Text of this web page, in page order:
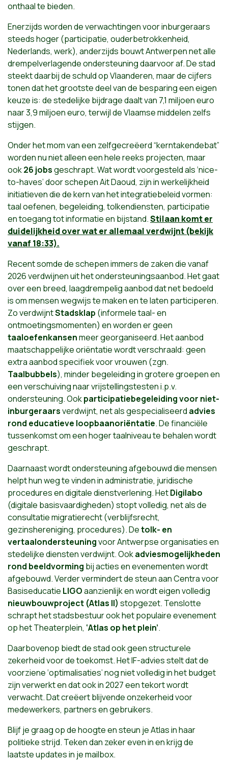
onthaal te bieden.
Enerzijds worden de verwachtingen voor inburgeraars
steeds hoger (participatie, ouderbetrokkenheid,
Nederlands, werk), anderzijds bouwt Antwerpen net alle
drempelverlagende ondersteuning daarvoor af. De stad
steekt daarbij de schuld op Vlaanderen, maar de cijfers
tonen dat het grootste deel van de besparing een eigen
keuze is: de stedelijke bijdrage daalt van 7,1 miljoen euro
naar 3,9 miljoen euro, terwijl de Vlaamse middelen zelfs
stijgen.
Onder het mom van een zelfgecreëerd “kerntakendebat”
worden nu niet alleen een hele reeks projecten, maar
ook26 jobsgeschrapt. Wat wordt voorgesteld als ‘nice-
to-haves’ door schepen Ait Daoud, zijn in werkelijkheid
initiatieven die de kern van het integratiebeleid vormen:
taal oefenen, begeleiding, tolkendiensten, participatie
en toegang tot informatie en bijstand.Stilaan komt er
duidelijkheid over wat er allemaal verdwijnt (bekijk
vanaf 18:33).
Recent somde de schepen immers de zaken die vanaf
2026 verdwijnen uit het ondersteuningsaanbod. Het gaat
over een breed, laagdrempelig aanbod dat net bedoeld
is om mensen wegwijs te maken en te laten participeren.
Zo verdwijntStadsklap (informele taal- en
ontmoetingsmomenten) en worden er geen
taaloefenkansenmeer georganiseerd. Het aanbod
maatschappelijke oriëntatie wordt verschraald: geen
extra aanbod specifiek voor vrouwen (zgn.
Taalbubbels), minder begeleiding in grotere groepen en
een verschuiving naar vrijstellingstesten i.p.v.
ondersteuning. Ookparticipatiebegeleiding voor niet-
inburgeraarsverdwijnt, net als gespecialiseerd advies
rond educatieve loopbaanoriëntatie. De financiële
tussenkomst om een hoger taalniveau te behalen wordt
geschrapt.
Daarnaast wordt ondersteuning afgebouwd die mensen
helpt hun weg te vinden in administratie, juridische
procedures en digitale dienstverlening. HetDigilabo
(digitale basisvaardigheden) stopt volledig, net als de
consultatie migratierecht (verblijfsrecht,
gezinshereniging, procedures). Detolk- en
vertaalondersteuningvoor Antwerpse organisaties en
stedelijke diensten verdwijnt. Ookadviesmogelijkheden
rond beeldvorming bij acties en evenementen wordt
afgebouwd. Verder vermindert de steun aan Centra voor
Basiseducatie LIGOaanzienlijk en wordt eigen volledig
nieuwbouwproject (Atlas II) stopgezet. Tenslotte
schrapt het stadsbestuur ook het populaire evenement
op het Theaterplein, ‘Atlas op het plein’.
Daarbovenop biedt de stad ook geen structurele
zekerheid voor de toekomst. Het IF-advies stelt dat de
voorziene ‘optimalisaties’ nog niet volledig in het budget
zijn verwerkt en dat ook in 2027 een tekort wordt
verwacht. Dat creëert blijvende onzekerheid voor
medewerkers, partners en gebruikers.
Blijf je graag op de hoogte en steun je Atlas in haar
politieke strijd. Teken dan zeker even in en krijg de
laatste updates in je mailbox.